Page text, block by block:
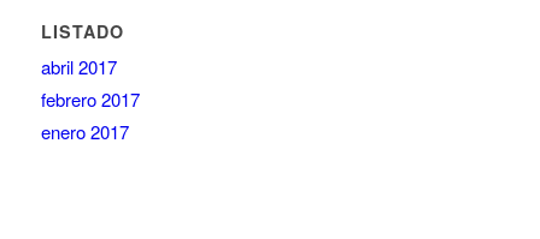
LISTADO
abril 2017
febrero 2017
enero 2017